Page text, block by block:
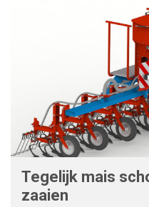
Tegelijk mais
zaaien